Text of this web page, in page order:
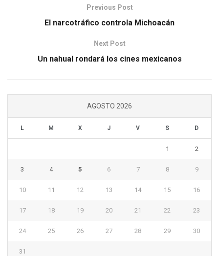
Previous Post
El narcotráfico controla Michoacán
Next Post
Un nahual rondará los cines mexicanos
AGOSTO 2026
L M X J V S D
1 2
3 4 5 6 7 8 9
10 11 12 13 14 15 16
17 18 19 20 21 22 23
24 25 26 27 28 29 30
31